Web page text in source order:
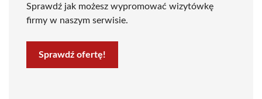
Sprawdź jak możesz wypromować wizytówkę
firmy w naszym serwisie.
Sprawdź ofertę!